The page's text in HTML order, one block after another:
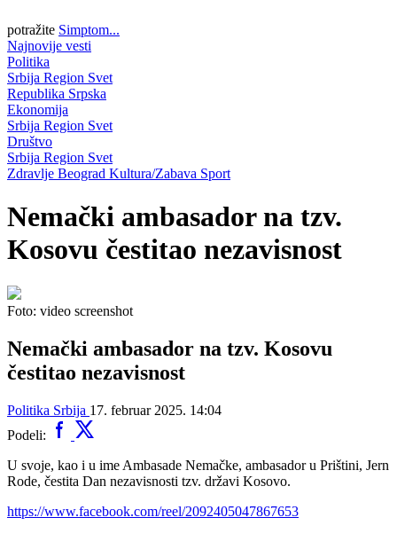
potražite Simptom...
Najnovije vesti
Politika
Srbija Region Svet
Republika Srpska
Ekonomija
Srbija Region Svet
Društvo
Srbija Region Svet
Zdravlje Beograd Kultura/Zabava Sport
Nemački ambasador na tzv.
Kosovu čestitao nezavisnost
Foto: video screenshot
Nemački ambasador na tzv. Kosovu
čestitao nezavisnost
Politika Srbija 17. februar 2025. 14:04
Podeli:
U svoje, kao i u ime Ambasade Nemačke, ambasador u Prištini, Jern
Rode, čestita Dan nezavisnosti tzv. državi Kosovo.
https://www.facebook.com/reel/2092405047867653